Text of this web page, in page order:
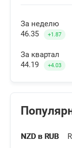
За неделю
46.35
+1.87
За квартал
44.19
+4.03
NZD в RUB